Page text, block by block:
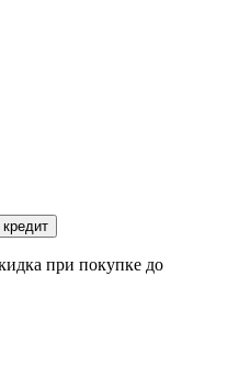
при покупке до